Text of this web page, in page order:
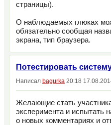
страницы).
О наблюдаемых глюках
обязательно сообщая
экрана, тип браузера.
Потестировать
Написал bagurka 20:18
Желающие стать
эксперимента и испытать
о новых комментариях и